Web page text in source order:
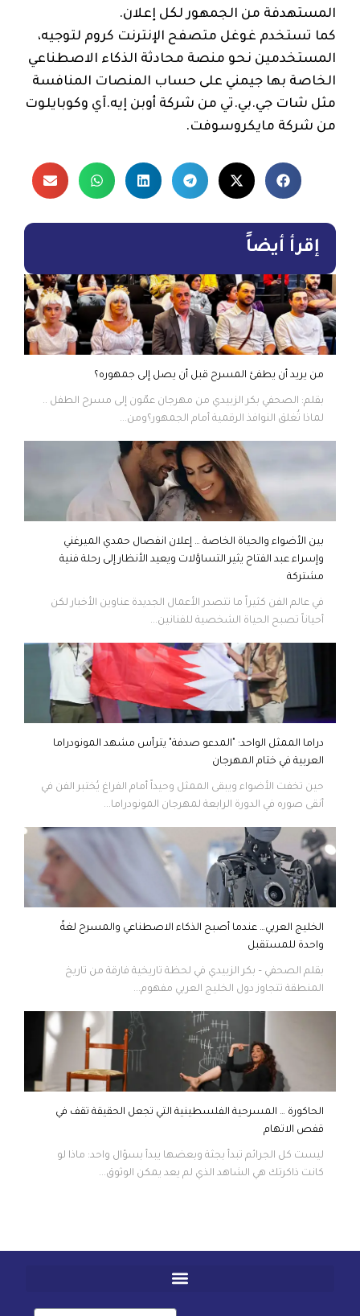
المستهدفة من الجمهور لكل إعلان.
كما تستخدم غوغل متصفح الإنترنت كروم لتوجيه،
المستخدمين نحو منصة محادثة الذكاء الاصطناعي
الخاصة بها جيمني على حساب المنصات المنافسة
مثل شات جي.بي.تي من شركة أوبن إيه.آي وكوبايلوت
من شركة مايكروسوفت.
إقرأ أيضاً
من يريد أن يطفئ المسرح قبل أن يصل إلى جمهوره؟
بقلم: الصحفي بكر الزبيدي من مهرجان عمّون إلى مسرح الطفل ..
لماذا تُغلق النوافذ الرقمية أمام الجمهور؟ومن...
بين الأضواء والحياة الخاصة … إعلان انفصال حمدي الميرغني
وإسراء عبد الفتاح يثير التساؤلات ويعيد الأنظار إلى رحلة فنية
مشتركة
في عالم الفن كثيراً ما تتصدر الأعمال الجديدة عناوين الأخبار لكن
أحياناً تصبح الحياة الشخصية للفنانين...
دراما الممثل الواحد: "المدعو صدفة" يترأس مشهد المونودراما
العربية في ختام المهرجان
حين تخفت الأضواء ويبقى الممثل وحيداً أمام الفراغ يُختبر الفن في
أنقى صوره في الدورة الرابعة لمهرجان المونودراما...
الخليج العربي… عندما أصبح الذكاء الاصطناعي والمسرح لغةً
واحدة للمستقبل
بقلم الصحفي – بكر الزبيدي في لحظة تاريخية فارقة من تاريخ
المنطقة تتجاوز دول الخليج العربي مفهوم...
الحاكورة … المسرحية الفلسطينية التي تجعل الحقيقة تقف في
قفص الاتهام
ليست كل الجرائم تبدأ بجثة وبعضها يبدأ بسؤال واحد: ماذا لو
كانت ذاكرتك هي الشاهد الذي لم يعد يمكن الوثوق...